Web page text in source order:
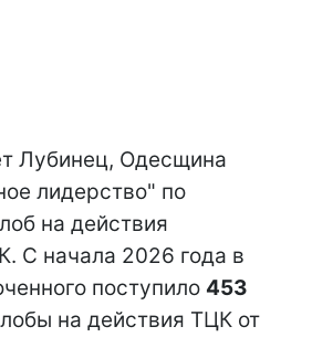
Лубинец, Одесщина
лидерство" по
на действия
С начала 2026 года в
поступило 453
на действия ТЦК от